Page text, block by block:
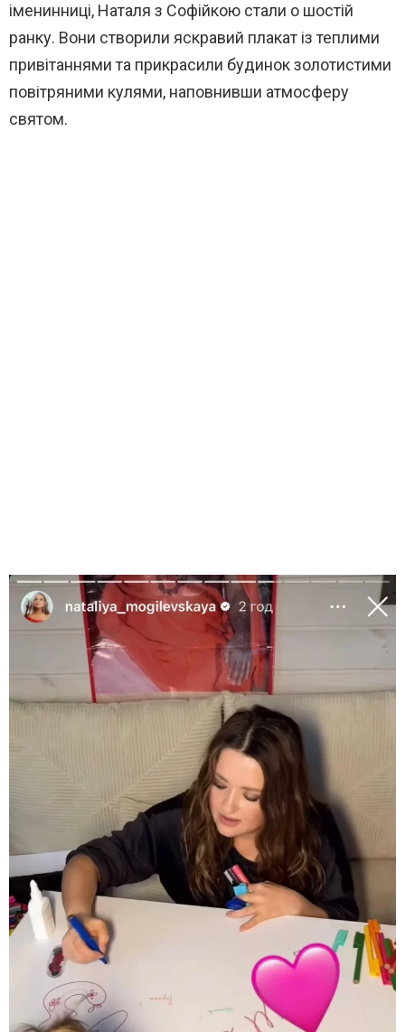
іменинниці, Наталя з Софійкою стали о шостій
ранку. Вони створили яскравий плакат із теплими
привітаннями та прикрасили будинок золотистими
повітряними кулями, наповнивши атмосферу
святом.